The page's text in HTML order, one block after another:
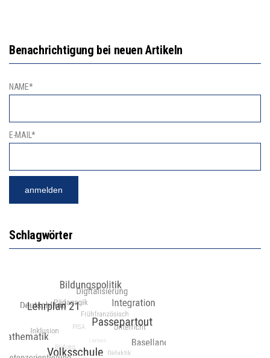
Benachrichtigung bei neuen Artikeln
NAME*
E-MAIL*
Schlagwörter